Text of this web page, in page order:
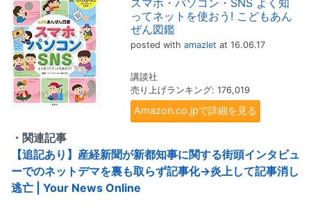
ってネットを使おう! こどもあん
ぜん図鑑
posted with amazlet at 16.06.17
講談社
売り上げランキング: 176,019
Amazon.co.jpで詳細を見る
・関連記事
【追記あり】産経新聞が新都知事に関する街頭インタビュ
ーでのネットデマを裏も取らず記事化→炎上して記事消し
逃亡 | Your News Online